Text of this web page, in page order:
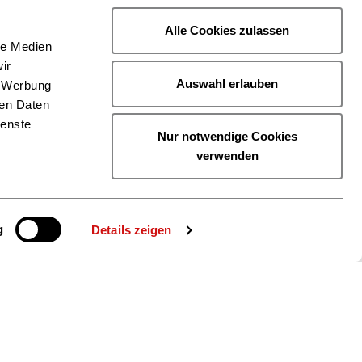
Medien
Daten
Details zeigen
Alle Cookies zulassen
Auswahl erlauben
Nur notwendige Cookies
verwenden